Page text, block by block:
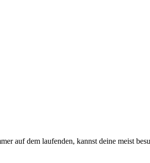
auf dem laufenden, kannst deine meist